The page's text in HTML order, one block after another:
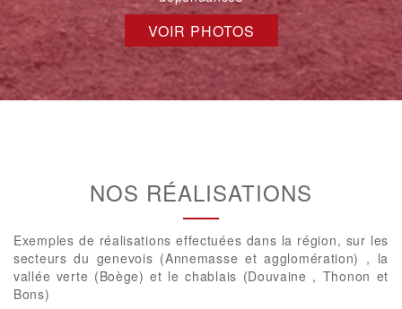
VOIR PHOTOS
NOS RÉALISATIONS
Exemples de réalisations effectuées dans la région, sur les
secteurs du genevois (Annemasse et agglomération) , la
vallée verte (Boège) et le chablais (Douvaine , Thonon et
Bons)